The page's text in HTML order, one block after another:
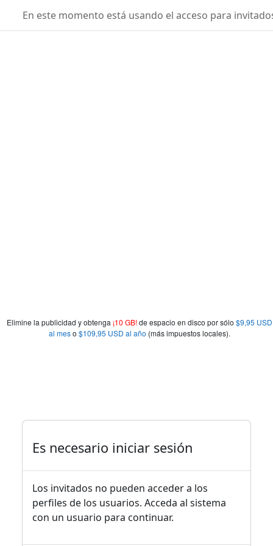
Elimine la publicidad y obtenga ¡10 GB!de espacio en disco por sólo $9,95 USD
al meso $109,95 USD al año (más impuestos locales).
fisicaconyirsen
En este momento está usando el acceso para
Es necesario iniciar sesión
Los invitados no pueden acceder a los
perfiles de los usuarios. Acceda al sistema
con un usuario para continuar.